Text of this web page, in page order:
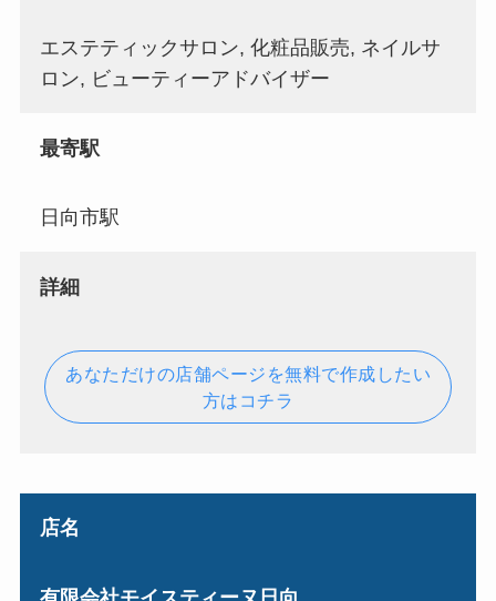
エステティックサロン, 化粧品販売, ネイルサ
ロン, ビューティーアドバイザー
最寄駅
日向市駅
詳細
あなただけの店舗ページを無料で作成したい
方はコチラ
店名